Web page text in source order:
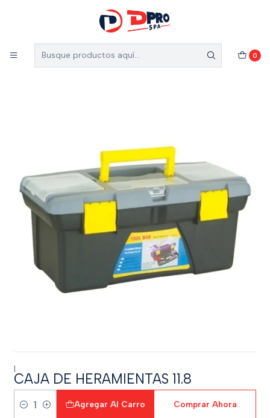
0
5% de descuento en el total de tu compra (Válido
para nuevos clientes)
Inicio Ferretería Industrial
CAJA DE HERAMIENTAS 11.8
|
CAJA DE HERAMIENTAS 11.8
Cantidad
Agregar Al Carro Comprar Ahora